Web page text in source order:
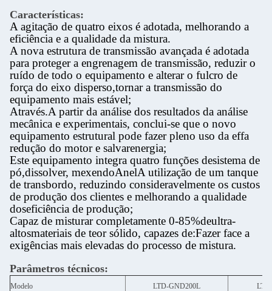
Características:
A agitação de quatro eixos é adotada, melhorando a
eficiência e a qualidade da mistura.
A nova estrutura de transmissão avançada é adotada
para proteger a engrenagem de transmissão, reduzir o
ruído de todo o equipamento e alterar o fulcro de
força do eixo disperso,tornar a transmissão do
equipamento mais estável;
Através.A partir da análise dos resultados da análise
mecânica e experimentais, conclui-se que o novo
equipamento estrutural pode fazer pleno uso da effa
redução do motor e salvarenergia;
Este equipamento integra quatro funções desistema de
pó,dissolver, mexendoAnelA utilização de um tanque
de transbordo, reduzindo consideravelmente os custos
de produção dos clientes e melhorando a qualidade
doseficiência de produção;
Capaz de misturar completamente 0-85%deultra-
altosmateriais de teor sólido, capazes de:Fazer face a
exigências mais elevadas do processo de mistura.
Parâmetros técnicos:
Modelo LTD-GND200L